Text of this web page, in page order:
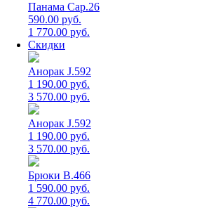
Панама Cap.26
590.00 руб.
1 770.00 руб.
Скидки
Анорак J.592
1 190.00 руб.
3 570.00 руб.
Анорак J.592
1 190.00 руб.
3 570.00 руб.
Брюки B.466
1 590.00 руб.
4 770.00 руб.